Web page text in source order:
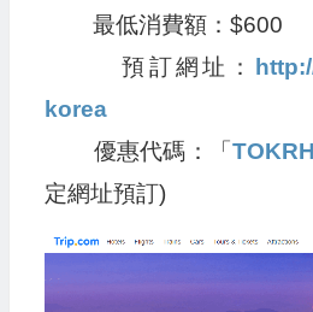
最低消費額：$600
預訂網址：
korea
優惠代碼：「
定網址預訂)